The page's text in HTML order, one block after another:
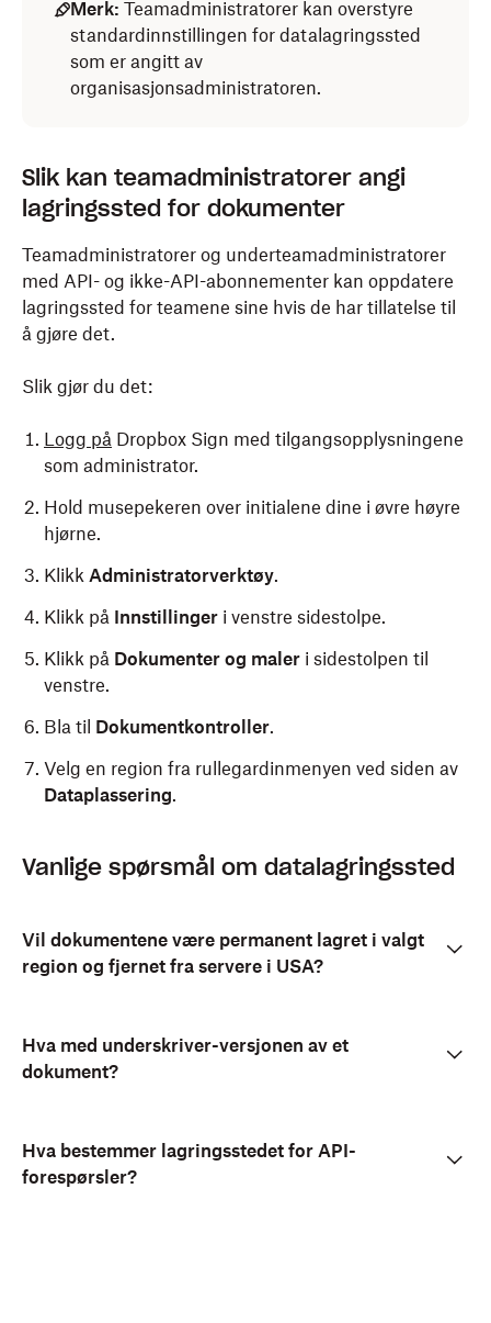
Merk: Teamadministratorer kan overstyre
standardinnstillingen for datalagringssted
som er angitt av
organisasjonsadministratoren.
Slik kan teamadministratorer angi
lagringssted for dokumenter
Teamadministratorer og underteamadministratorer
med API- og ikke-API-abonnementer kan oppdatere
lagringssted for teamene sine hvis de har tillatelse til
å gjøre det.
Slik gjør du det:
Logg på Dropbox Sign med tilgangsopplysningene
som administrator.
Hold musepekeren over initialene dine i øvre høyre
hjørne.
Klikk Administratorverktøy.
Klikk på Innstillinger i venstre sidestolpe.
Klikk på Dokumenter og maler i sidestolpen til
venstre.
Bla til Dokumentkontroller.
Velg en region fra rullegardinmenyen ved siden av
Dataplassering.
Vanlige spørsmål om datalagringssted
Vil dokumentene være permanent lagret i valgt
region og fjernet fra servere i USA?
Hva med underskriver-versjonen av et
dokument?
Hva bestemmer lagringsstedet for API-
forespørsler?